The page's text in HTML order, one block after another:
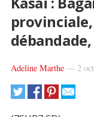
Adeline Marthe— 2